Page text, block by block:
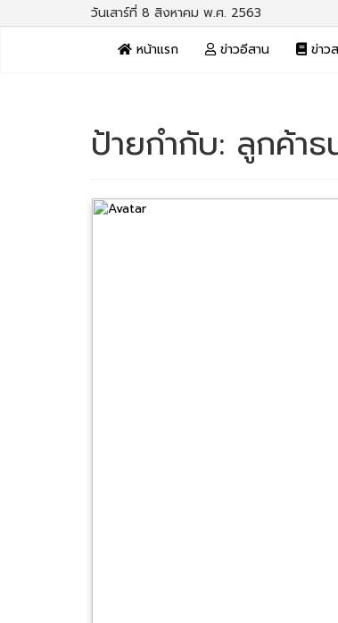
วันเสาร์ที่ 8 สิงหาคม พ.ศ. 2563
หน้าแรก
ข่าวอีสาน ข่าว
ป้ายกำกับ: ลูกค้าธ